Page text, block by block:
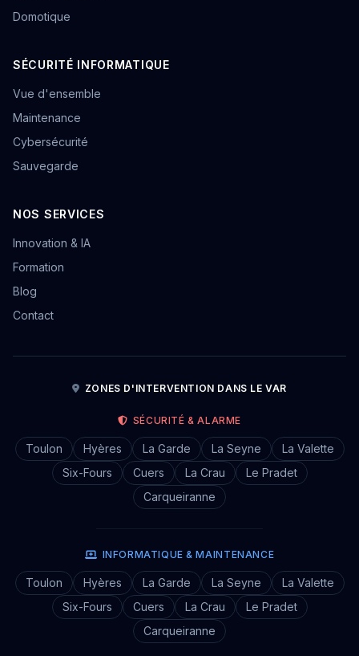
Domotique
SÉCURITÉ INFORMATIQUE
Vue d'ensemble
Maintenance
Cybersécurité
Sauvegarde
NOS SERVICES
Innovation & IA
Formation
Blog
Contact
ZONES D'INTERVENTION DANS LE VAR
SÉCURITÉ & ALARME
Toulon Hyères La Garde La Seyne
La Valette
Six-Fours
Cuers La Crau
Le Pradet
Carqueiranne
INFORMATIQUE & MAINTENANCE
Toulon Hyères La Garde La Seyne
La Valette
Six-Fours
Cuers La Crau
Le Pradet
Carqueiranne